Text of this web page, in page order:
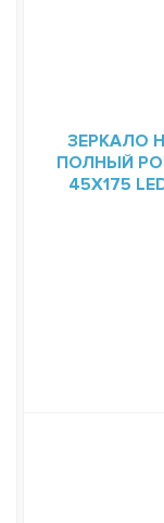
ЗЕРКАЛО
ПОЛНЫЙ
45Х175